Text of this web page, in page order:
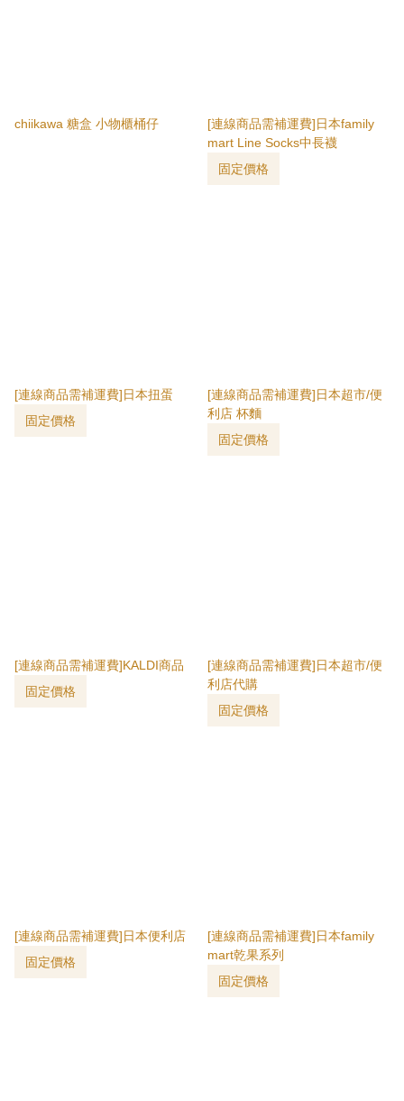
chiikawa 糖盒 小物櫃桶仔
[連線商品需補運費]日本family
mart Line Socks中長襪
固定價格
[連線商品需補運費]日本扭蛋
固定價格
[連線商品需補運費]日本超市/便
利店 杯麵
固定價格
[連線商品需補運費]KALDI商品
固定價格
[連線商品需補運費]日本超市/便
利店代購
固定價格
[連線商品需補運費]日本便利店
固定價格
[連線商品需補運費]日本family
mart乾果系列
固定價格